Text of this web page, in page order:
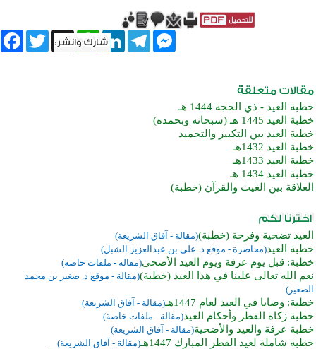
Twitter X
WhatsAppLinkedInTelegram
Messenger
خطبة العيد - ذي الحجة 1444 هـ
خطبة العيد 1445 هـ (سبحانه وبحمده)
خطبة العيد بين التكبير والتحميد
خطبة العيد 1432هـ
خطبة العيد 1433هـ
خطبة العيد 1434 هـ
العلاقة بين الغيث والقرآن (خطبة)
العيد تضحية وفرحة (خطبة)(مقالة - آفاق الشريعة)
خطبة العيد(محاضرة - موقع د. علي بن عبدالعزيز الشبل)
خطبة: قبل يوم عرفة ويوم العيد الأضحى(مقالة - ملفات خاصة)
نعم الله تعالى علينا في هذا العيد (خطبة)(مقالة - موقع د. صغير بن محمد
الصغير)
خطبة: وصايا في العيد لعام 1447هـ (مقالة - آفاق الشريعة)
خطبة زكاة الفطر وأحكام العيد(مقالة - ملفات خاصة)
خطبة عرفة والعيد والأضحية(مقالة - آفاق الشريعة)
خطبة شاملة لعيد الفطر المبارك 1447هـ (مقالة - آفاق الشريعة)